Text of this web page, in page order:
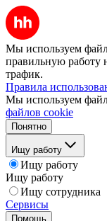
Мы используем
правильную работу
трафик.
Правила
Мы используем
файлов cookie
Понятно
Ищу работу
Ищу работу
Ищу работу
Ищу сотрудника
Сервисы
Помощь